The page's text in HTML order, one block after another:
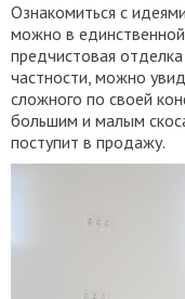
Ознакомиться с
можно в единственной
предчистовая
частности, можно
сложного по своей
большим и малым
поступит в продажу.